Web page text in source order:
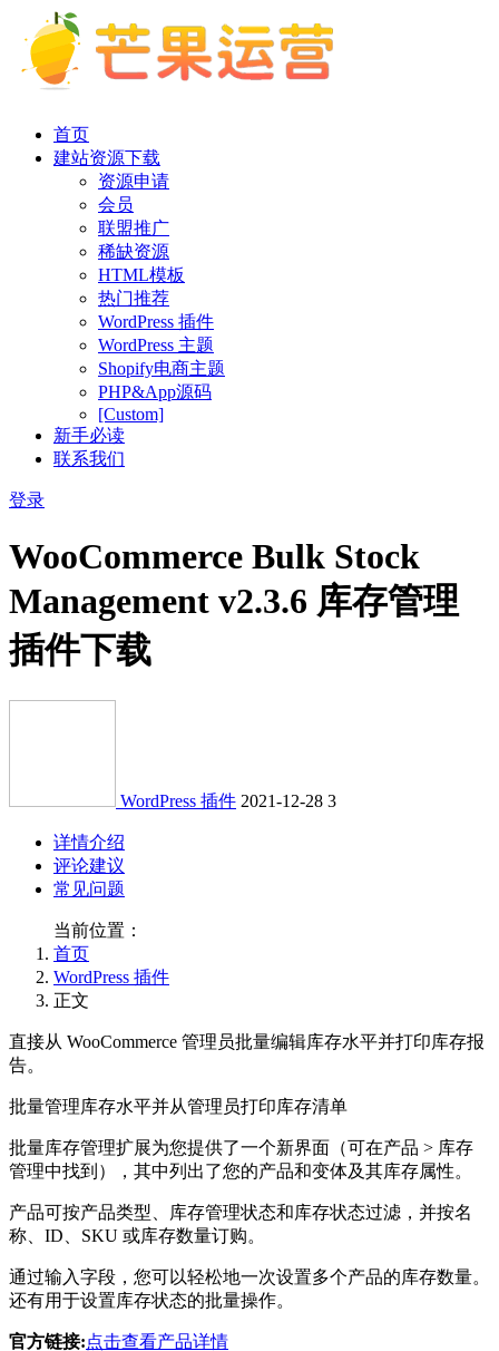
首页
建站资源下载
资源申请
会员
联盟推广
稀缺资源
HTML模板
热门推荐
WordPress 插件
WordPress 主题
Shopify电商主题
PHP&App源码
[Custom]
新手必读
联系我们
登录
WooCommerce Bulk Stock
Management v2.3.6 库存管理
插件下载
WordPress 插件 2021-12-28 3
详情介绍
评论建议
常见问题
当前位置：
首页
WordPress 插件
正文
直接从 WooCommerce 管理员批量编辑库存水平并打印库存报
告。
批量管理库存水平并从管理员打印库存清单
批量库存管理扩展为您提供了一个新界面（可在产品 > 库存
管理中找到），其中列出了您的产品和变体及其库存属性。
产品可按产品类型、库存管理状态和库存状态过滤，并按名
称、ID、SKU 或库存数量订购。
通过输入字段，您可以轻松地一次设置多个产品的库存数量。
还有用于设置库存状态的批量操作。
官方链接:点击查看产品详情